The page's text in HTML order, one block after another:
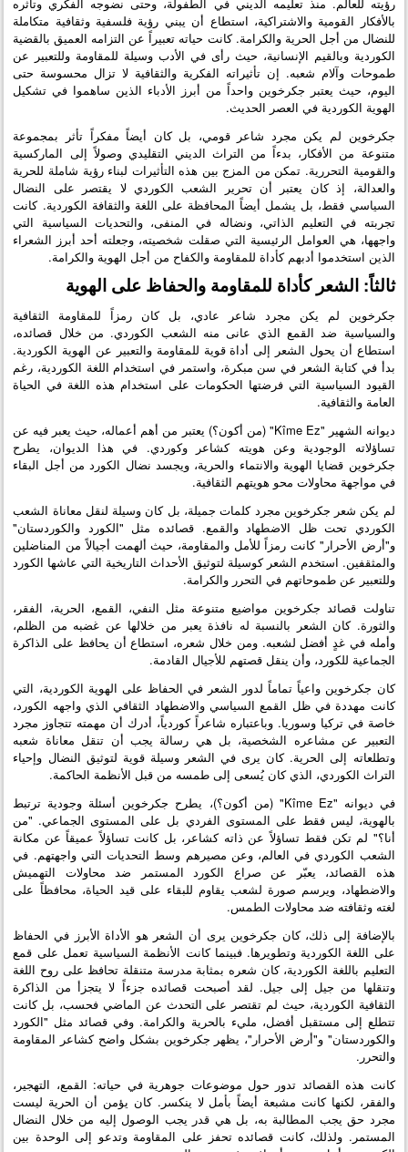
بالأفكار القومية والاشتراكية، استطاع أن يبني رؤية فلسفية وثقافية متكاملة
للنضال من أجل الحرية والكرامة. كانت حياته تعبيراً عن التزامه العميق بالقضية
الكوردية وبالقيم الإنسانية، حيث رأى في الأدب وسيلة للمقاومة وللتعبير عن
طموحات وآلام شعبه. إن تأثيراته الفكرية والثقافية لا تزال محسوسة حتى
اليوم، حيث يعتبر جكرخوين واحداً من أبرز الأدباء الذين ساهموا في تشكيل
الهوية الكوردية في العصر الحديث.
جكرخوين لم يكن مجرد شاعر قومي، بل كان أيضاً مفكراً تأثر بمجموعة
متنوعة من الأفكار، بدءاً من التراث الديني التقليدي وصولاً إلى الماركسية
والقومية التحررية. تمكن من المزج بين هذه التأثيرات لبناء رؤية شاملة للحرية
والعدالة، إذ كان يعتبر أن تحرير الشعب الكوردي لا يقتصر على النضال
السياسي فقط، بل يشمل أيضاً المحافظة على اللغة والثقافة الكوردية. كانت
تجربته في التعليم الذاتي، ونضاله في المنفى، والتحديات السياسية التي
واجهها، هي العوامل الرئيسية التي صقلت شخصيته، وجعلته أحد أبرز الشعراء
الذين استخدموا أدبهم كأداة للمقاومة والكفاح من أجل الهوية والكرامة.
ثالثاً: الشعر كأداة للمقاومة والحفاظ على الهوية
جكرخوين لم يكن مجرد شاعر عادي، بل كان رمزاً للمقاومة الثقافية
والسياسية ضد القمع الذي عانى منه الشعب الكوردي. من خلال قصائده،
استطاع أن يحول الشعر إلى أداة قوية للمقاومة والتعبير عن الهوية الكوردية.
بدأ في كتابة الشعر في سن مبكرة، واستمر في استخدام اللغة الكوردية، رغم
القيود السياسية التي فرضتها الحكومات على استخدام هذه اللغة في الحياة
العامة والثقافية.
ديوانه الشهير "Kîme Ez" (من أكون؟) يعتبر من أهم أعماله، حيث يعبر فيه عن
تساؤلاته الوجودية وعن هويته كشاعر وكوردي. في هذا الديوان، يطرح
جكرخوين قضايا الهوية والانتماء والحرية، ويجسد نضال الكورد من أجل البقاء
في مواجهة محاولات محو هويتهم الثقافية.
لم يكن شعر جكرخوين مجرد كلمات جميلة، بل كان وسيلة لنقل معاناة الشعب
الكوردي تحت ظل الاضطهاد والقمع. قصائده مثل "الكورد والكوردستان"
و"أرض الأحرار" كانت رمزاً للأمل والمقاومة، حيث ألهمت أجيالاً من المناضلين
والمثقفين. استخدم الشعر كوسيلة لتوثيق الأحداث التاريخية التي عاشها الكورد
وللتعبير عن طموحاتهم في التحرر والكرامة.
تناولت قصائد جكرخوين مواضيع متنوعة مثل النفي، القمع، الحرية، الفقر،
والثورة. كان الشعر بالنسبة له نافذة يعبر من خلالها عن غضبه من الظلم،
وأمله في غدٍ أفضل لشعبه. ومن خلال شعره، استطاع أن يحافظ على الذاكرة
الجماعية للكورد، وأن ينقل قصتهم للأجيال القادمة.
كان جكرخوين واعياً تماماً لدور الشعر في الحفاظ على الهوية الكوردية، التي
كانت مهددة في ظل القمع السياسي والاضطهاد الثقافي الذي واجهه الكورد،
خاصة في تركيا وسوريا. وباعتباره شاعراً كوردياً، أدرك أن مهمته تتجاوز مجرد
التعبير عن مشاعره الشخصية، بل هي رسالة يجب أن تنقل معاناة شعبه
وتطلعاته إلى الحرية. كان يرى في الشعر وسيلة قوية لتوثيق النضال وإحياء
التراث الكوردي، الذي كان يُسعى إلى طمسه من قبل الأنظمة الحاكمة.
في ديوانه "Kîme Ez" (من أكون؟)، يطرح جكرخوين أسئلة وجودية ترتبط
بالهوية، ليس فقط على المستوى الفردي بل على المستوى الجماعي. "من
أنا؟" لم تكن فقط تساؤلاً عن ذاته كشاعر، بل كانت تساؤلاً عميقاً عن مكانة
الشعب الكوردي في العالم، وعن مصيرهم وسط التحديات التي واجهتهم. في
هذه القصائد، يعبّر عن صراع الكورد المستمر ضد محاولات التهميش
والاضطهاد، ويرسم صورة لشعب يقاوم للبقاء على قيد الحياة، محافظاً على
لغته وثقافته ضد محاولات الطمس.
بالإضافة إلى ذلك، كان جكرخوين يرى أن الشعر هو الأداة الأبرز في الحفاظ
على اللغة الكوردية وتطويرها. فبينما كانت الأنظمة السياسية تعمل على قمع
التعليم باللغة الكوردية، كان شعره بمثابة مدرسة متنقلة تحافظ على روح اللغة
وتنقلها من جيل إلى جيل. لقد أصبحت قصائده جزءاً لا يتجزأ من الذاكرة
الثقافية الكوردية، حيث لم تقتصر على التحدث عن الماضي فحسب، بل كانت
تتطلع إلى مستقبل أفضل، مليء بالحرية والكرامة. وفي قصائد مثل "الكورد
والكوردستان" و"أرض الأحرار"، يظهر جكرخوين بشكل واضح كشاعر المقاومة
والتحرر.
كانت هذه القصائد تدور حول موضوعات جوهرية في حياته: القمع، التهجير،
والفقر، لكنها كانت مشبعة أيضاً بأمل لا ينكسر. كان يؤمن أن الحرية ليست
مجرد حق يجب المطالبة به، بل هي قدر يجب الوصول إليه من خلال النضال
المستمر. ولذلك، كانت قصائده تحفز على المقاومة وتدعو إلى الوحدة بين